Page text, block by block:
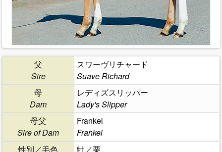
父
Sire
スワーヴリチャード
Suave Richard
母
Dam
レディズスリッパー
Lady's Slipper
母父
Sire of Dam
Frankel
Frankel
性別／毛色
牡／栗